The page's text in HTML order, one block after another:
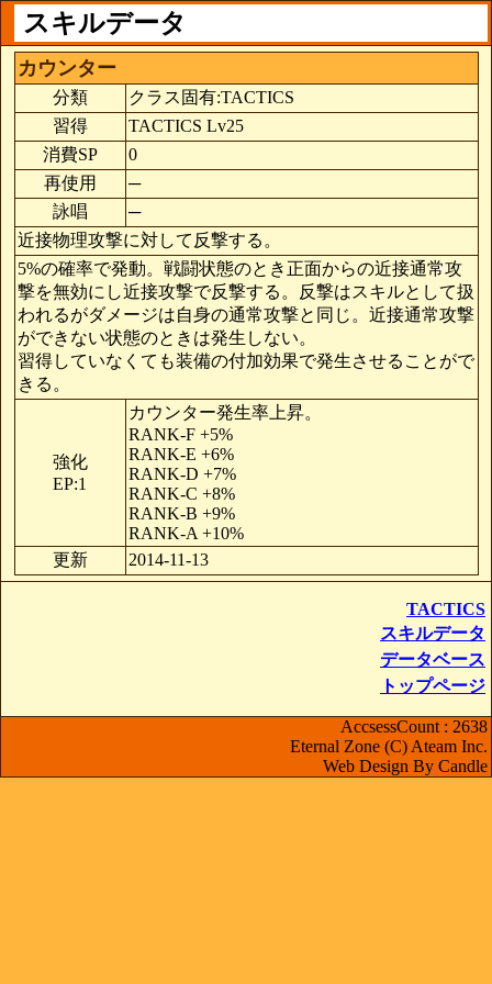
スキルデータ
カウンター
分類
クラス固有:TACTICS
習得
TACTICS Lv25
消費SP
0
再使用
─
詠唱
─
近接物理攻撃に対して反撃する。
5%の確率で発動。戦闘状態のとき正面からの近接通常攻
撃を無効にし近接攻撃で反撃する。反撃はスキルとして扱
われるがダメージは自身の通常攻撃と同じ。近接通常攻撃
ができない状態のときは発生しない。
習得していなくても装備の付加効果で発生させることがで
きる。
強化
EP:1
カウンター発生率上昇。
RANK-F +5%
RANK-E +6%
RANK-D +7%
RANK-C +8%
RANK-B +9%
RANK-A +10%
更新
2014-11-13
TACTICS
スキルデータ
データベース
トップページ
AccsessCount : 2638
Eternal Zone (C) Ateam Inc.
Web Design By Candle